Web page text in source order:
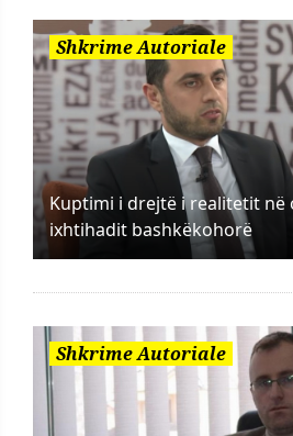
Shkrime Autoriale
Kuptimi i drejtë i realitetit në
ixhtihadit bashkëkohorë
Shkrime Autoriale